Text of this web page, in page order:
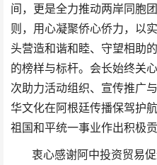
间，更是全力推动两岸同胞
则，用心凝聚侨心侨力，以
头营造和谐和睦、守望相助
的榜样与标杆。会长始终关
次助力活动组织、宣传推广
华文化在阿根廷传播保驾护
祖国和平统一事业作出积极贡
衷心感谢阿中投资贸易促